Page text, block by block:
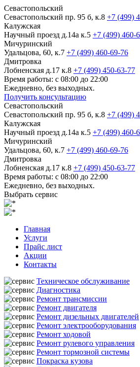
Севастопольский
Севастопольский пр. 95 б, к.8 +7 (499)
Калужская
Научный проезд д.14а к.5 +7 (499) 460-
Мичуринский
Удальцова, 60, к.7 +7 (499) 460-69-76
Дмитровка
Лобненская д.17 к.8 +7 (499) 450-63-77
Время работы: с 08:00 до 22:00
Ежедневно, без выходных.
Получить консультацию
Севастопольский
Севастопольский пр. 95 б, к.8 +7 (499)
Калужская
Научный проезд д.14а к.5 +7 (499) 460-
Мичуринский
Удальцова, 60, к.7 +7 (499) 460-69-76
Дмитровка
Лобненская д.17 к.8 +7 (499) 450-63-77
Время работы: с 08:00 до 22:00
Ежедневно, без выходных.
Выбрать сервис
Главная
Услуги
Прайс лист
Акции
Контакты
Техническое обслуживание
Диагностика
Ремонт трансмиссии
Ремонт двигателя
Ремонт дизельных двигателей
Ремонт электрооборудования
Ремонт ходовой
Ремонт рулевого управления
Ремонт тормозной системы
Покраска кузова